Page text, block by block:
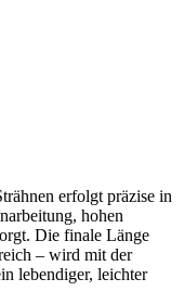
erfolgt präzise in
hohen
Die finale Länge
– wird mit der
lebendiger, leichter